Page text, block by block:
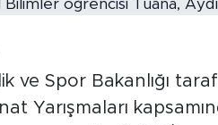
ve Spor Bakanlığı
Yarışmaları